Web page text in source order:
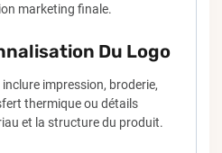
marketing finale.
Du Logo
impression, broderie,
thermique ou détails
et la structure du produit.